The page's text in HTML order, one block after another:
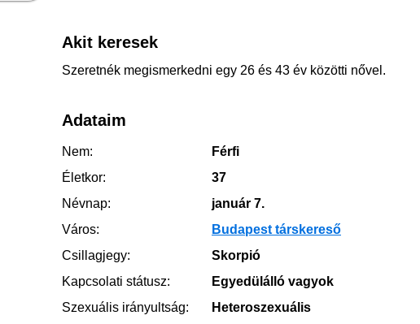
Akit keresek
Szeretnék megismerkedni egy 26 és 43 év közötti nővel.
Adataim
Nem:
Férfi
Életkor:
37
Névnap:
január 7.
Város:
Budapest társkereső
Csillagjegy:
Skorpió
Kapcsolati státusz:
Egyedülálló vagyok
Szexuális irányultság:
Heteroszexuális